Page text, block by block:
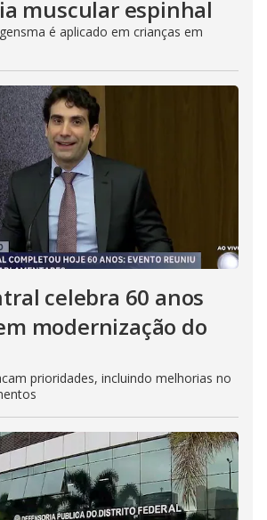
muscular espinhal
é aplicado em crianças em
celebra 60 anos
modernização do
prioridades, incluindo melhorias no